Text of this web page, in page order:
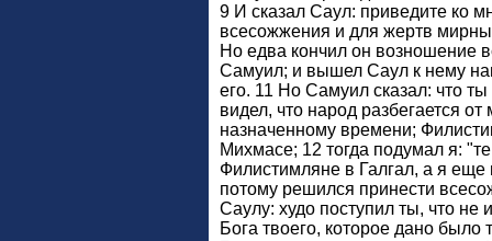
9 И сказал Саул: приведите ко
всесожжения и для жертв
Но едва кончил он возношение
Самуил; и вышел Саул к нему
его. 11 Но Самуил сказал: что
видел, что народ разбегается
назначенному времени;
Михмасе; 12 тогда подумал я:
Филистимляне в Галгал, а я еще
потому решился принести
Саулу: худо поступил ты, что не
Бога твоего, которое дано